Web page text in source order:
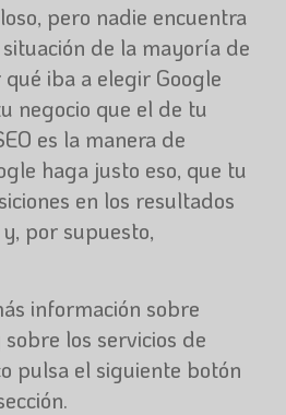
pero nadie encuentra
situación de la mayoría de
iba a elegir Google
negocio que el de tu
es la manera de
haga justo eso, que tu
en los resultados
por supuesto,
información sobre
los servicios de
pulsa el siguiente botón